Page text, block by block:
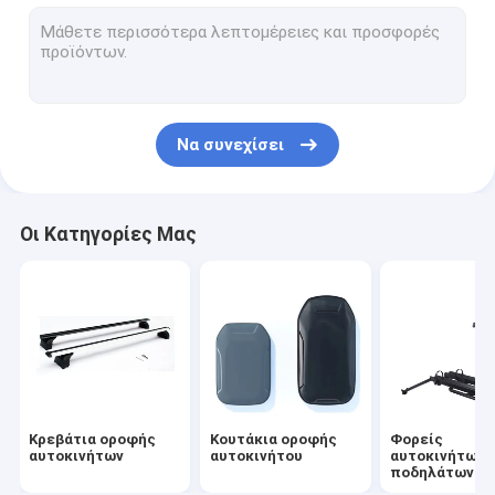
Καμπινγκ αυτοκινήτου
Άλλα αξεσουάρ
Να συνεχίσει
Οι Κατηγορίες Μας
Κρεβάτια οροφής
αυτοκινήτων
Κουτάκια οροφής
αυτοκινήτου
Φορείς
αυτοκινήτων
ποδηλάτων